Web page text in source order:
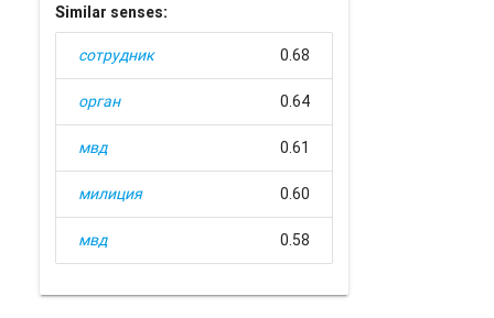
Similar senses:
сотрудник 0.68
орган 0.64
мвд 0.61
милиция 0.60
мвд 0.58